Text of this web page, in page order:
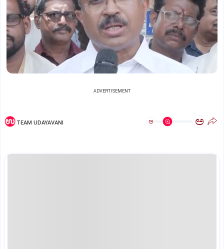
ADVERTISEMENT
TEAM UDAYAVANI ಅ ಅ